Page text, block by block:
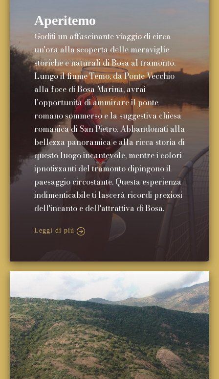
Aperitemo
Goditi un affascinante viaggio di circa
un'ora alla scoperta delle meraviglie
storiche e naturali di Bosa al tramonto.
Lungo il fiume Temo, da Ponte Vecchio
alla foce di Bosa Marina, avrai
l'opportunità di ammirare il ponte
romano sommerso e la suggestiva chiesa
romanica di San Pietro. Abbandonati alla
bellezza panoramica e alla ricca storia di
questo luogo incantevole, mentre i colori
ipnotizzanti del tramonto dipingono il
paesaggio circostante. Questa esperienza
indimenticabile ti lascerà ricordi preziosi
dell'incanto e dell'attrattiva di Bosa.
Leggi di più